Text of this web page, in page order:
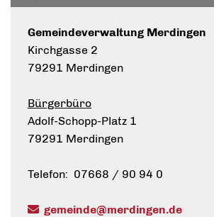
Gemeindeverwaltung Merdingen
Kirchgasse 2
79291 Merdingen
Bürgerbüro
Adolf-Schopp-Platz 1
79291 Merdingen
Telefon: 07668 / 90 94 0
gemeinde@merdingen.de